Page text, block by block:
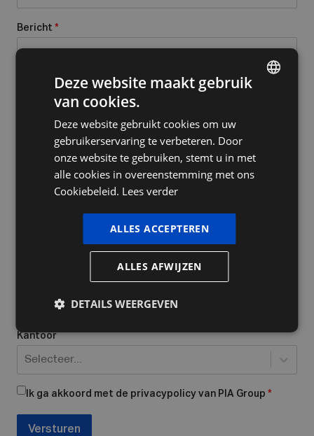
Bericht *
Ja, ik heb al een ondernemingsnummer
Kantoor
Selecteer...
Ik ga akkoord met de privacypolicy van PIA Group *
Versturen
Deze website maakt gebruik
van cookies.
Deze website gebruikt cookies om uw
gebruikerservaring te verbeteren. Door
onze website te gebruiken, stemt u in met
alle cookies in overeenstemming met ons
Cookiebeleid. Lees verder
ALLES ACCEPTEREN
ALLES AFWIJZEN
DETAILS WEERGEVEN